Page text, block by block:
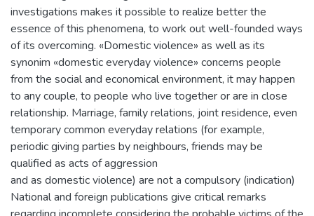
investigations makes it possible to realize better the
essence of this phenomena, to work out well-founded ways
of its overcoming. «Domestic violence» as well as its
synonim «domestic everyday violence» concerns people
from the social and economical environment, it may happen
to any couple, to people who live together or are in close
relationship. Marriage, family relations, joint residence, even
temporary common everyday relations (for example,
periodic giving parties by neighbours, friends may be
qualified as acts of aggression
and as domestic violence) are not a compulsory (indication)
National and foreign publications give critical remarks